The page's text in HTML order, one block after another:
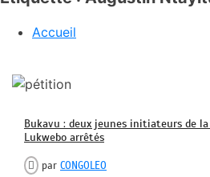
Accueil
Bukavu : deux jeunes initiateurs de
Lukwebo arrêtés
par CONGOLEO